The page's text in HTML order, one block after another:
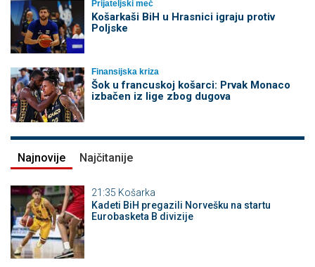
Prijateljski meč
Košarkaši BiH u Hrasnici igraju protiv
Poljske
Finansijska kriza
Šok u francuskoj košarci: Prvak Monaco
izbačen iz lige zbog dugova
Najnovije Najčitanije
21:35 Košarka
Kadeti BiH pregazili Norvešku na startu
Eurobasketa B divizije